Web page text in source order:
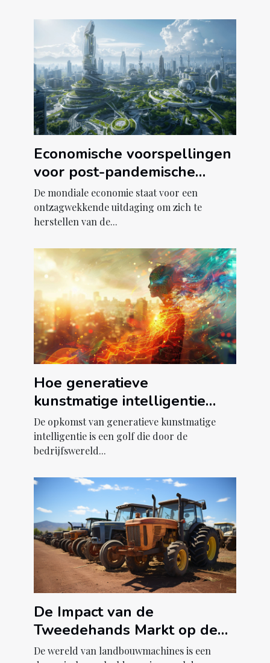
Economische voorspellingen
voor post-pandemische
herstelstrategieën
De mondiale economie staat voor een
ontzagwekkende uitdaging om zich te
herstellen van de...
Hoe generatieve
kunstmatige intelligentie
bedrijven transformeert
De opkomst van generatieve kunstmatige
intelligentie is een golf die door de
bedrijfswereld...
De Impact van de
Tweedehands Markt op de
Economie van
De wereld van landbouwmachines is een